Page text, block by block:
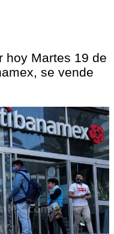
hoy Martes 19 de
se vende